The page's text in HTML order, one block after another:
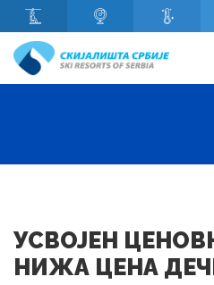
Скип то маин content
УСВОЈЕН
НИЖА ЦЕНА